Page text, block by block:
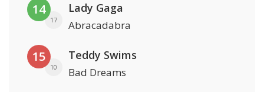
14
17
Lady Gaga
Abracadabra
15
10
Teddy Swims
Bad Dreams